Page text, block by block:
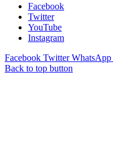
Facebook
Twitter
YouTube
Instagram
Facebook Twitter WhatsApp
Back to top button